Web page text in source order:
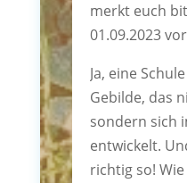
merkt euch
01.09.2023
Ja, eine
Gebilde, das
sondern sich
entwickelt.
richtig so!